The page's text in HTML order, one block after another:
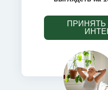
ПРИНЯТЬ